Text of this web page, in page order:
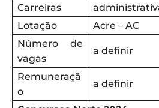
Carreiras
Lotação
Acre – AC
Número de
vagas
a definir
Remuneraçã
o
a definir